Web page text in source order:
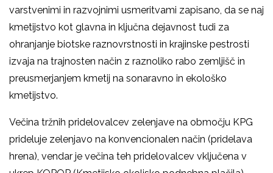
varstvenimi in razvojnimi usmeritvami zapisano, da se naj
kmetijstvo kot glavna in ključna dejavnost tudi za
ohranjanje biotske raznovrstnosti in krajinske pestrosti
izvaja na trajnosten način z raznoliko rabo zemljišč in
preusmerjanjem kmetij na sonaravno in ekološko
kmetijstvo.
Večina tržnih pridelovalcev zelenjave na območju KPG
prideluje zelenjavo na konvencionalen način (pridelava
hrena), vendar je večina teh pridelovalcev vključena v